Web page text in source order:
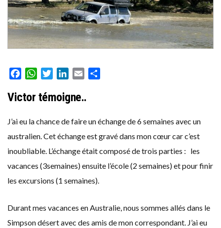
FacebookWhatsAppTwitterLinkedIn
Email
Victor témoigne..
J’ai eu la chance de faire un échange de 6 semaines avec un
australien. Cet échange est gravé dans mon cœur car c’est
inoubliable. L’échange était composé de trois parties : les
vacances (3semaines) ensuite l’école (2 semaines) et pour finir
les excursions (1 semaines).
Durant mes vacances en Australie, nous sommes allés dans le
Simpson désert avec des amis de mon correspondant. J’ai eu